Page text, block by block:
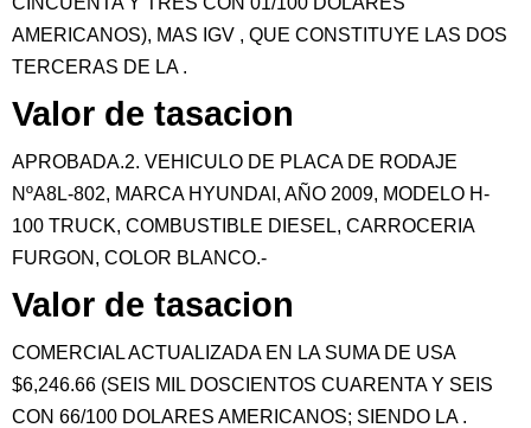
AMERICANOS), MAS IGV , QUE CONSTITUYE LAS DOS
TERCERAS DE LA .
Valor de tasacion
APROBADA.2. VEHICULO DE PLACA DE RODAJE
NºA8L-802, MARCA HYUNDAI, AÑO 2009, MODELO H-
100 TRUCK, COMBUSTIBLE DIESEL, CARROCERIA
FURGON, COLOR BLANCO.-
Valor de tasacion
COMERCIAL ACTUALIZADA EN LA SUMA DE USA
$6,246.66 (SEIS MIL DOSCIENTOS CUARENTA Y SEIS
CON 66/100 DOLARES AMERICANOS; SIENDO LA .